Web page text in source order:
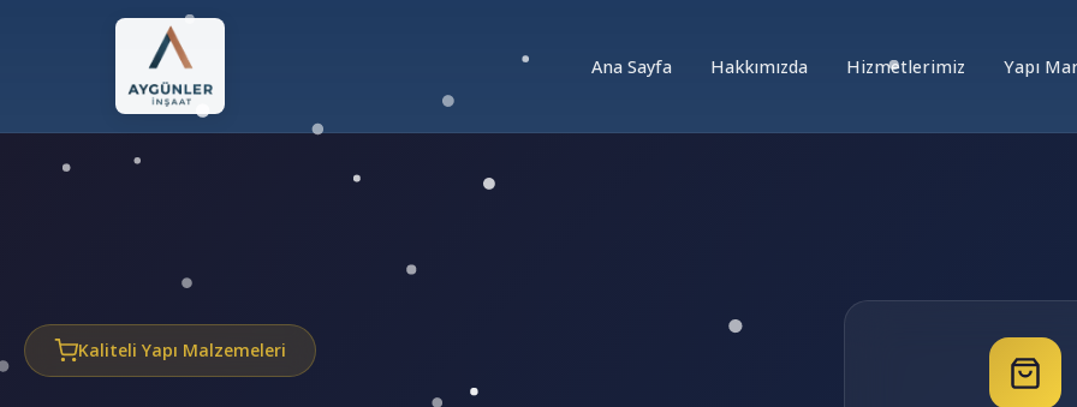
Ana Sayfa Hakkımızda Hizmetlerimiz Yapı
Kaliteli Yapı Malzemeleri